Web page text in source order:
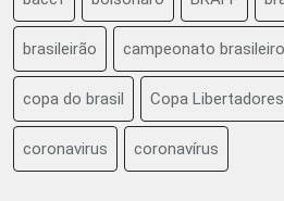
brasileirão campeonato brasileiro
copa do brasil Copa
coronavirus coronavírus